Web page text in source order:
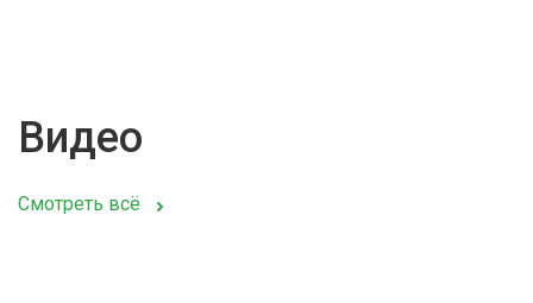
Видео
Смотреть всё